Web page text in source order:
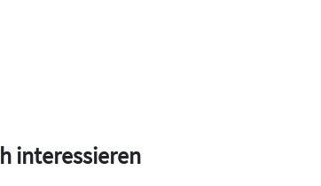
interessieren